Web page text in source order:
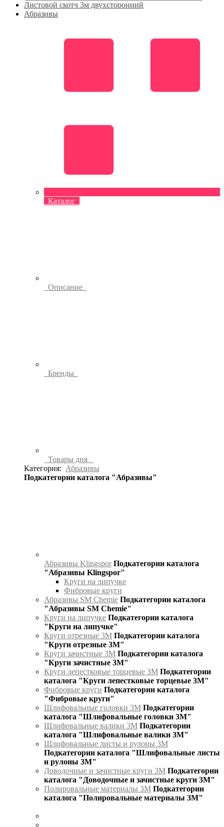
Листовой скотч 3м двухсторонний
Абразивы
Каталог
Описание
Бренды
Товары дня
Категория: Абразивы
Подкатегории каталога "Абразивы"
Абразивы Klingspor Подкатегории каталога
"Абразивы Klingspor"
Круги на липучке
Фибровые круги
Абразивы SM Chemie Подкатегории каталога
"Абразивы SM Chemie"
Круги на липучке Подкатегории каталога
"Круги на липучке"
Круги отрезные 3М Подкатегории каталога
"Круги отрезные 3М"
Круги зачистные 3М Подкатегории каталога
"Круги зачистные 3М"
Круги лепестковые торцевые 3М Подкатегории
каталога "Круги лепестковые торцевые 3М"
Фибровые круги Подкатегории каталога
"Фибровые круги"
Шлифовальные головки 3М Подкатегории
каталога "Шлифовальные головки 3М"
Шлифовальные валики 3М Подкатегории
каталога "Шлифовальные валики 3М"
Шлифовальные листы и рулоны 3М
Подкатегории каталога "Шлифовальные листы
и рулоны 3М"
Доводочные и зачистные круги 3М Подкатегории
каталога "Доводочные и зачистные круги 3М"
Полировальные материалы 3М Подкатегории
каталога "Полировальные материалы 3М"